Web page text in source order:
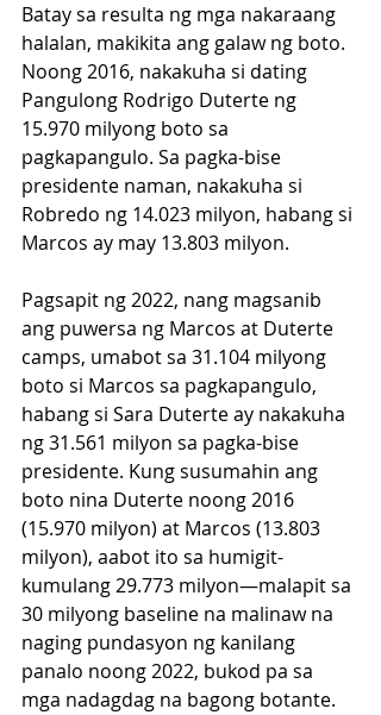
Batay sa resulta ng mga nakaraang
halalan, makikita ang galaw ng boto.
Noong 2016, nakakuha si dating
Pangulong Rodrigo Duterte ng
15.970 milyong boto sa
pagkapangulo. Sa pagka-bise
presidente naman, nakakuha si
Robredo ng 14.023 milyon, habang si
Marcos ay may 13.803 milyon.
Pagsapit ng 2022, nang magsanib
ang puwersa ng Marcos at Duterte
camps, umabot sa 31.104 milyong
boto si Marcos sa pagkapangulo,
habang si Sara Duterte ay nakakuha
ng 31.561 milyon sa pagka-bise
presidente. Kung susumahin ang
boto nina Duterte noong 2016
(15.970 milyon) at Marcos (13.803
milyon), aabot ito sa humigit-
kumulang 29.773 milyon—malapit sa
30 milyong baseline na malinaw na
naging pundasyon ng kanilang
panalo noong 2022, bukod pa sa
mga nadagdag na bagong botante.